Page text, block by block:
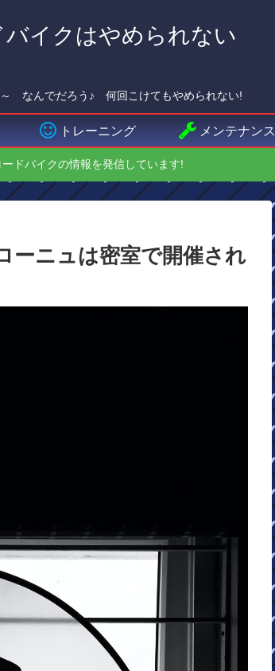
バイクはやめられない
～ なんでだろう♪ 何回こけてもやめられない!
トレーニング メンテナンス
ードバイクの情報を発信しています!
ーニュは密室で開催され